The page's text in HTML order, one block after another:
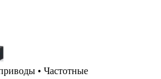
• Частотные